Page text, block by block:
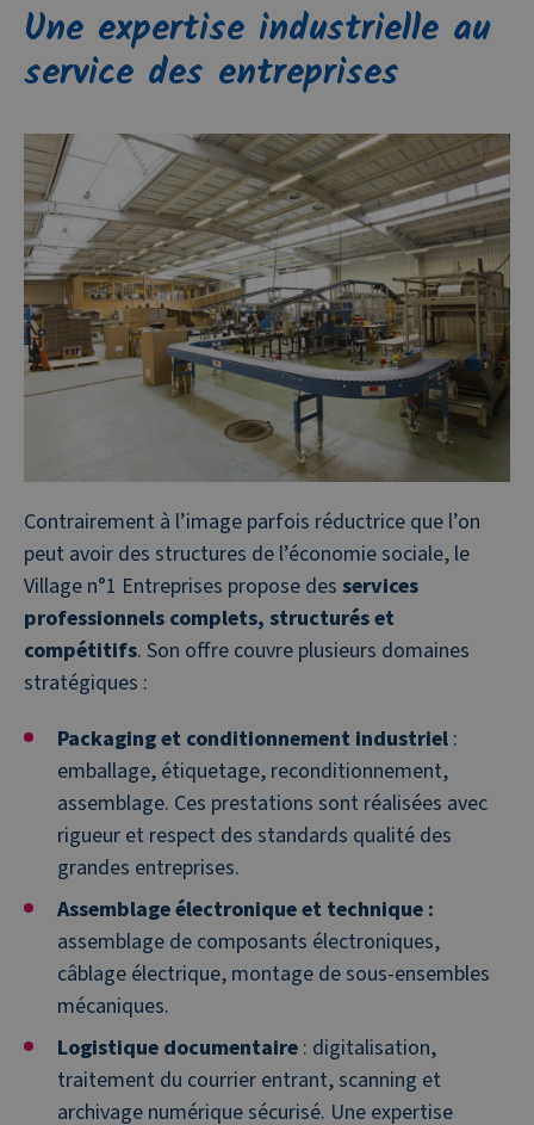
Une expertise industrielle au
service des entreprises
Contrairement à l’image parfois réductrice que l’on
peut avoir des structures de l’économie sociale, le
Village n°1 Entreprises propose des services
professionnels complets, structurés et
compétitifs. Son offre couvre plusieurs domaines
stratégiques :
Packaging et conditionnement industriel :
emballage, étiquetage, reconditionnement,
assemblage. Ces prestations sont réalisées avec
rigueur et respect des standards qualité des
grandes entreprises.
Assemblage électronique et technique :
assemblage de composants électroniques,
câblage électrique, montage de sous-ensembles
mécaniques.
Logistique documentaire : digitalisation,
traitement du courrier entrant, scanning et
archivage numérique sécurisé. Une expertise